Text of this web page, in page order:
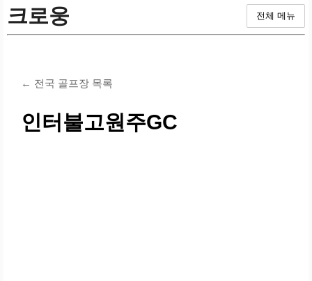
크로웅 전체 메뉴
← 전국 골프장 목록
인터불고원주GC